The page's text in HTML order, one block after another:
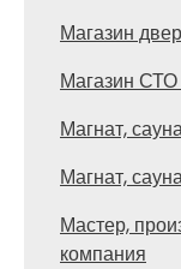
Магазин
Магазин
Магнат,
Магнат,
Мастер,
компания